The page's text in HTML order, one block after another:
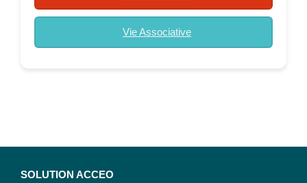
Vie Associative
SOLUTION ACCEO